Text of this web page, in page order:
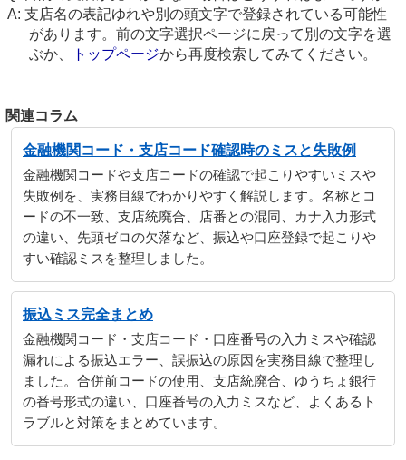
支店名の表記ゆれや別の頭文字で登録されている可能性
があります。前の文字選択ページに戻って別の文字を選
ぶか、
トップページから再度検索してみてください。
関連コラム
金融機関コード・支店コード確認時のミスと失敗例
金融機関コードや支店コードの確認で起こりやすいミスや
失敗例を、実務目線でわかりやすく解説します。名称とコ
ードの不一致、支店統廃合、店番との混同、カナ入力形式
の違い、先頭ゼロの欠落など、振込や口座登録で起こりや
すい確認ミスを整理しました。
振込ミス完全まとめ
金融機関コード・支店コード・口座番号の入力ミスや確認
漏れによる振込エラー、誤振込の原因を実務目線で整理し
ました。合併前コードの使用、支店統廃合、ゆうちょ銀行
の番号形式の違い、口座番号の入力ミスなど、よくあるト
ラブルと対策をまとめています。